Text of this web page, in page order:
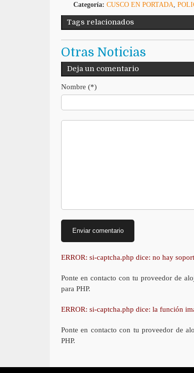
Categoría: CUSCO EN PORTADA
Tags relacionados
Otras Noticias
Deja un comentario
Nombre (*)
ERROR: si-captcha.php dice: no hay
Ponte en contacto con tu proveedor de
para PHP.
ERROR: si-captcha.php dice: la función
Ponte en contacto con tu proveedor de
PHP.